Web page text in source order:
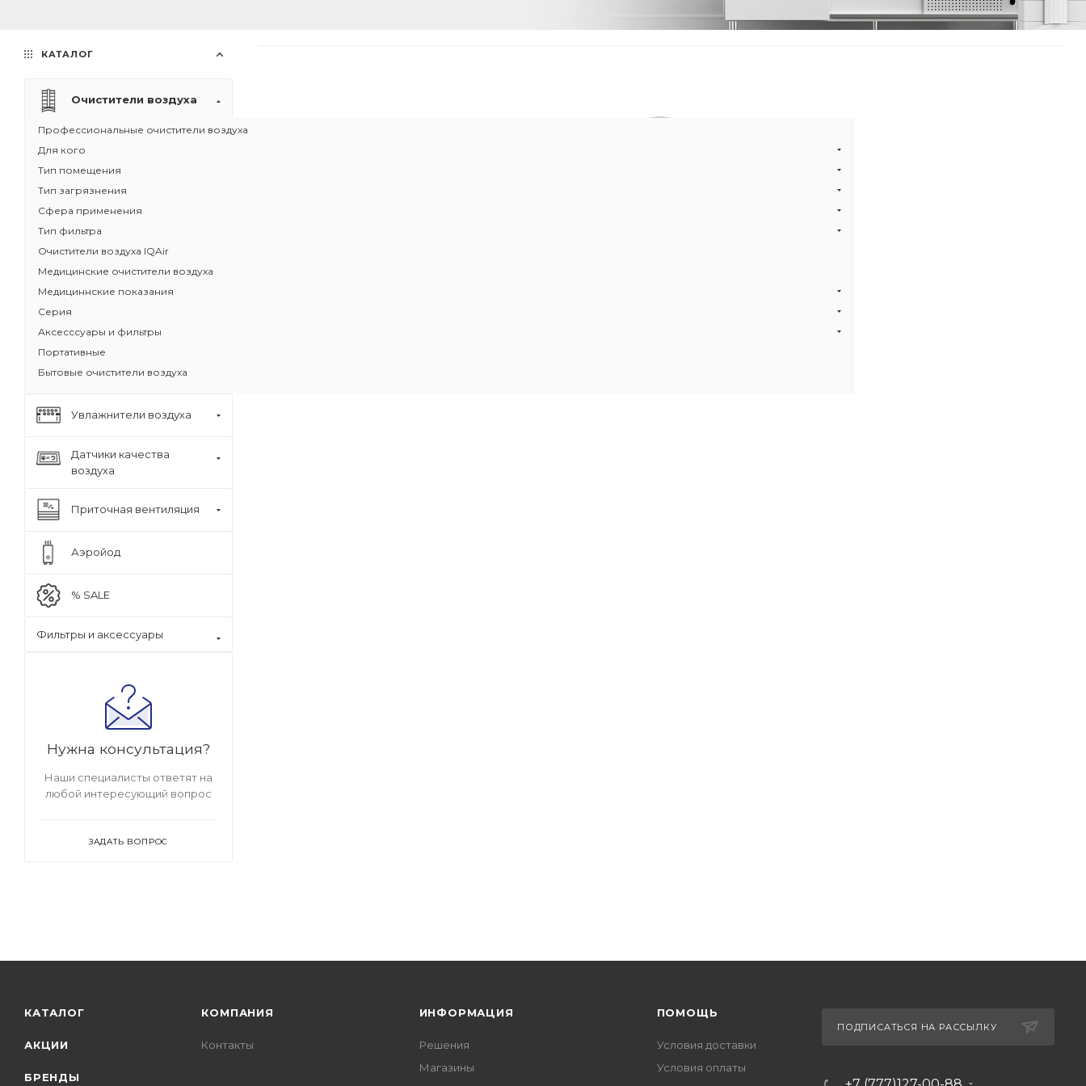
КАТАЛОГ
Очистители воздуха
Профессиональные очистители воздуха
Для кого
Тип помещения
Тип загрязнения
Сфера применения
Тип фильтра
Очистители воздуха IQAir
Медицинские очистители воздуха
Медициннские показания
Серия
Аксесссуары и фильтры
Портативные
Бытовые очистители воздуха
Увлажнители воздуха
Датчики качества
воздуха
Приточная вентиляция
Аэройод
% SALE
Фильтры и аксессуары
Нужна консультация?
Наши специалисты ответят на
любой интересующий вопрос
ЗАДАТЬ ВОПРОС
КАТАЛОГ
АКЦИИ
БРЕНДЫ
КОМПАНИЯ
Контакты
ИНФОРМАЦИЯ
Решения
Магазины
ПОМОЩЬ
Условия доставки
Условия оплаты
ПОДПИСАТЬСЯ НА РАССЫЛКУ